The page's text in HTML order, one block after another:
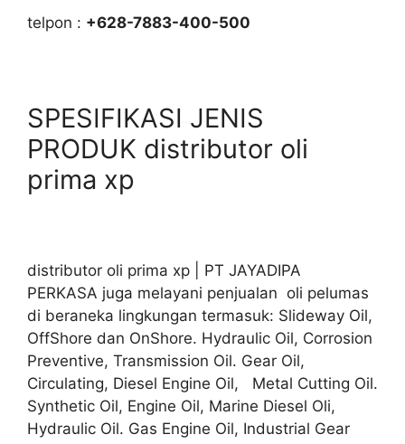
telpon : +628-7883-400-500
SPESIFIKASI JENIS
PRODUK distributor oli
prima xp
distributor oli prima xp | PT JAYADIPA
PERKASA juga melayani penjualan oli pelumas
di beraneka lingkungan termasuk: Slideway Oil,
OffShore dan OnShore. Hydraulic Oil, Corrosion
Preventive, Transmission Oil. Gear Oil,
Circulating, Diesel Engine Oil, Metal Cutting Oil.
Synthetic Oil, Engine Oil, Marine Diesel Oli,
Hydraulic Oil. Gas Engine Oil, Industrial Gear